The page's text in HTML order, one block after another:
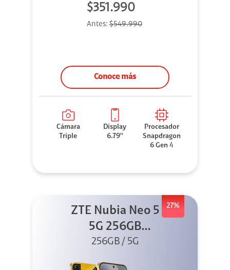
$351.990
Antes:$549.990
Conoce más
Cámara
Triple
Display
6.79''
Procesador
Snapdragon
6 Gen 4
27%
ZTE Nubia Neo 5
5G 256GB
Dorado
256GB / 5G